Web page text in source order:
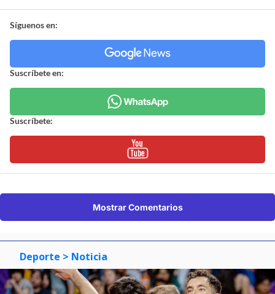
Síguenos en:
Suscríbete en:
Suscríbete:
Mostrar Comentarios
Deporte > Noticia